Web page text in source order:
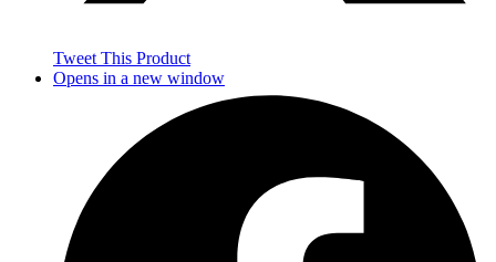
Tweet This Product
Opens in a new window